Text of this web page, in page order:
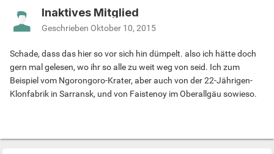
Inaktives Mitglied
Geschrieben Oktober 10, 2015
Schade, dass das hier so vor sich hin dümpelt. also ich hätte doch
gern mal gelesen, wo ihr so alle zu weit weg von seid. Ich zum
Beispiel vom Ngorongoro-Krater, aber auch von der 22-Jährigen-
Klonfabrik in Sarransk, und von Faistenoy im Oberallgäu sowieso.